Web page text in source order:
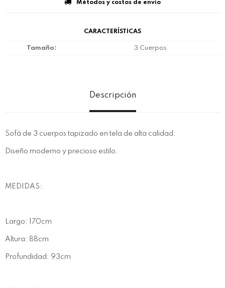
Métodos y costos de envío
CARACTERÍSTICAS
Tamaño 3 Cuerpos
Descripción
Sofá de 3 cuerpos tapizado en tela de alta calidad.
Diseño moderno y precioso estilo.
MEDIDAS:
Largo: 170cm
Altura: 88cm
Profundidad: 93cm